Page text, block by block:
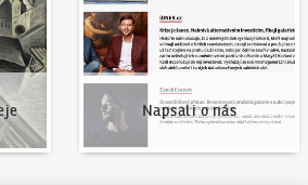
Napsali o nás